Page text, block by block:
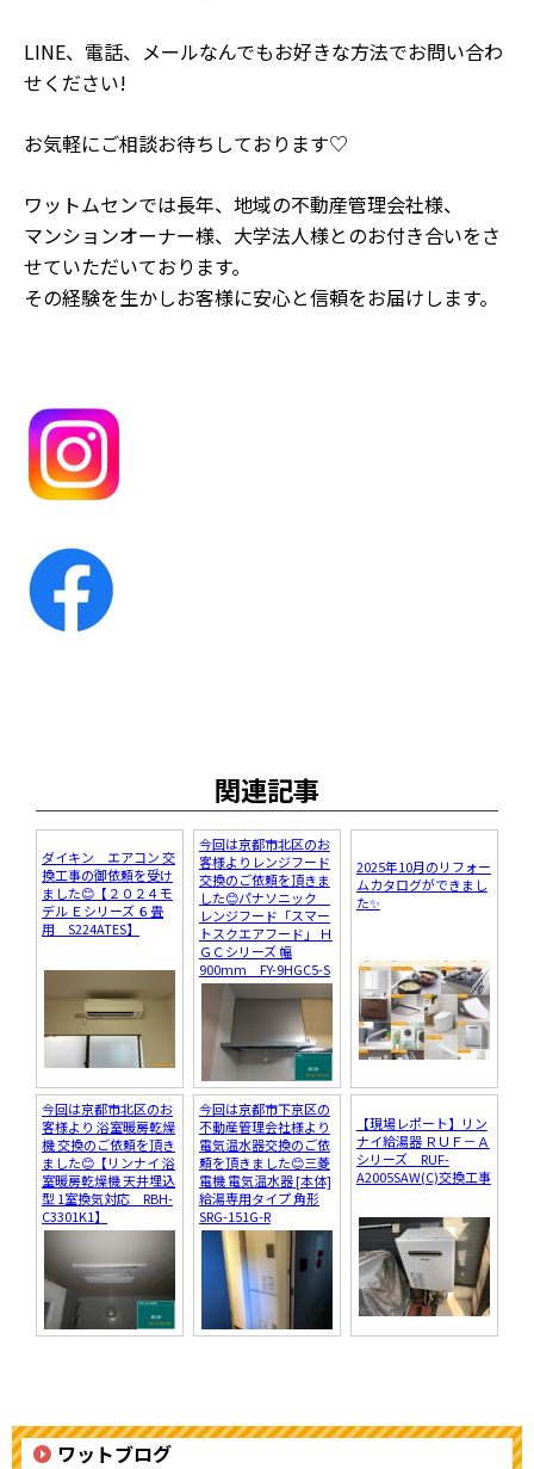
LINE、電話、メールなんでもお好きな方法でお問い合わ
せください!
お気軽にご相談お待ちしております♡
ワットムセンでは長年、地域の不動産管理会社様、
マンションオーナー様、大学法人様とのお付き合いをさ
せていただいております。
その経験を生かしお客様に安心と信頼をお届けします。
関連記事
ダイキン エアコン 交
換工事の御依頼を受け
ました😊【２０２４モ
デル Ｅシリーズ ６畳
用 S224ATES】
今回は京都市北区のお
客様よりレンジフード
交換のご依頼を頂きま
した😊パナソニック
レンジフード「スマー
トスクエアフード」 Ｈ
ＧＣシリーズ 幅
900mm FY-9HGC5-S
2025年10月のリフォー
ムカタログができまし
た✨
今回は京都市北区のお
客様より 浴室暖房乾燥
機 交換のご依頼を頂き
ました😊【リンナイ 浴
室暖房乾燥機 天井埋込
型 1室換気対応 RBH-
C3301K1】
今回は京都市下京区の
不動産管理会社様より
電気温水器交換のご依
頼を頂きました😊三菱
電機 電気温水器 [本体]
給湯専用タイプ 角形
SRG-151G-R
【現場レポート】リン
ナイ給湯器 ＲＵＦ－Ａ
シリーズ RUF-
A2005SAW(C)交換工事
ワットブログ